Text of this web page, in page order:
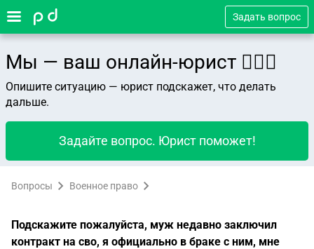
Задать вопрос
Мы — ваш онлайн-юрист 👨🏻‍⚖️
Опишите ситуацию — юрист подскажет, что делать
дальше.
Задайте вопрос. Юрист поможет!
Вопросы Военное право
Подскажите пожалуйста, муж недавно заключил
контракт на сво, я официально в браке с ним, мне